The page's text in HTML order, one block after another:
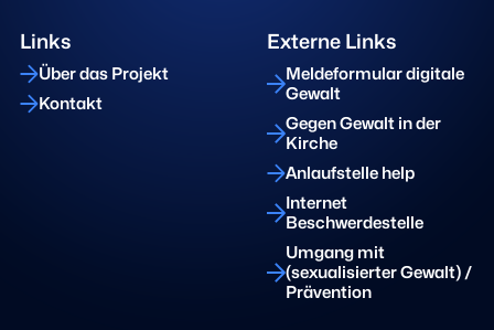
Links
Über das Projekt
Kontakt
Externe Links
Meldeformular digitale
Gewalt
Gegen Gewalt in der
Kirche
Anlaufstelle help
Internet
Beschwerdestelle
Umgang mit
(sexualisierter Gewalt) /
Prävention